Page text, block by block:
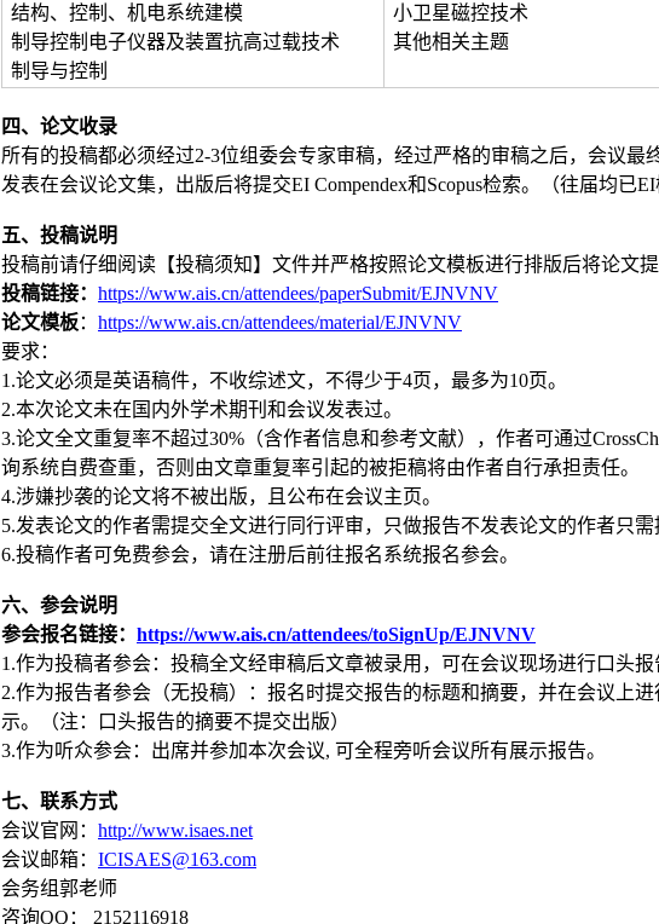
结构、控制、机电系统建模
制导控制电子仪器及装置抗高过载技术
制导与控制
小卫星磁控技术
其他相关主题
四、论文收录
所有的投稿都必须经过2-3位组委会专家审稿，经过严格的审稿之后，会议最
发表在会议论文集，出版后将提交EI Compendex和Scopus检索。（往届均已EI
五、投稿说明
投稿前请仔细阅读【投稿须知】文件并严格按照论文模板进行排版后将论文
投稿链接： https://www.ais.cn/attendees/paperSubmit/EJNVNV
论文模板： https://www.ais.cn/attendees/material/EJNVNV
要求：
1.论文必须是英语稿件，不收综述文，不得少于4页，最多为10页。
2.本次论文未在国内外学术期刊和会议发表过。
3.论文全文重复率不超过30%（含作者信息和参考文献），作者可通过
询系统自费查重，否则由文章重复率引起的被拒稿将由作者自行承担责任。
4.涉嫌抄袭的论文将不被出版，且公布在会议主页。
5.发表论文的作者需提交全文进行同行评审，只做报告不发表论文的作者只需
6.投稿作者可免费参会，请在注册后前往报名系统报名参会。
六、参会说明
参会报名链接： https://www.ais.cn/attendees/toSignUp/EJNVNV
1.作为投稿者参会：投稿全文经审稿后文章被录用，可在会议现场进行口头报
2.作为报告者参会（无投稿）：报名时提交报告的标题和摘要，并在会议上
示。（注：口头报告的摘要不提交出版）
3.作为听众参会：出席并参加本次会议, 可全程旁听会议所有展示报告。
七、联系方式
会议官网： http://www.isaes.net
会议邮箱： ICISAES@163.com
会务组郭老师
咨询QQ： 2152116918